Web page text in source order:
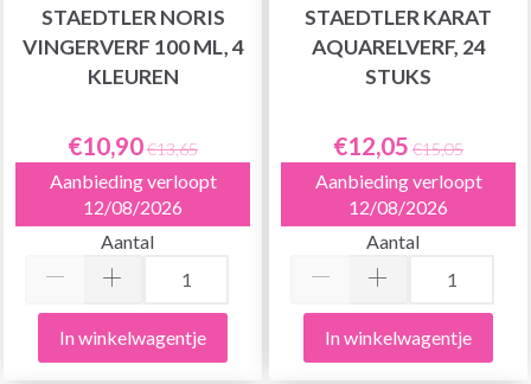
STAEDTLER NORIS
VINGERVERF 100 ML, 4
KLEUREN
€10,90€13,65
Aanbieding verloopt
12/08/2026
Aantal
In winkelwagentje
STAEDTLER KARAT
AQUARELVERF, 24
STUKS
€12,05 €15,05
Aanbieding verloopt
12/08/2026
Aantal
In winkelwagentje